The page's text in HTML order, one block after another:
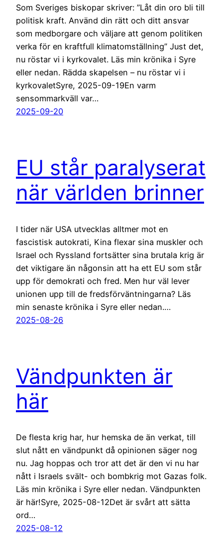
Som Sveriges biskopar skriver: ”Låt din oro bli till
politisk kraft. Använd din rätt och ditt ansvar
som medborgare och väljare att genom politiken
verka för en kraftfull klimatomställning” Just det,
nu röstar vi i kyrkovalet. Läs min krönika i Syre
eller nedan. Rädda skapelsen – nu röstar vi i
kyrkovaletSyre, 2025-09-19En varm
sensommarkväll var…
2025-09-20
EU står paralyserat
när världen brinner
I tider när USA utvecklas alltmer mot en
fascistisk autokrati, Kina flexar sina muskler och
Israel och Ryssland fortsätter sina brutala krig är
det viktigare än någonsin att ha ett EU som står
upp för demokrati och fred. Men hur väl lever
unionen upp till de fredsförväntningarna? Läs
min senaste krönika i Syre eller nedan.…
2025-08-26
Vändpunkten är
här
De flesta krig har, hur hemska de än verkat, till
slut nått en vändpunkt då opinionen säger nog
nu. Jag hoppas och tror att det är den vi nu har
nått i Israels svält- och bombkrig mot Gazas folk.
Läs min krönika i Syre eller nedan. Vändpunkten
är här!Syre, 2025-08-12Det är svårt att sätta
ord…
2025-08-12